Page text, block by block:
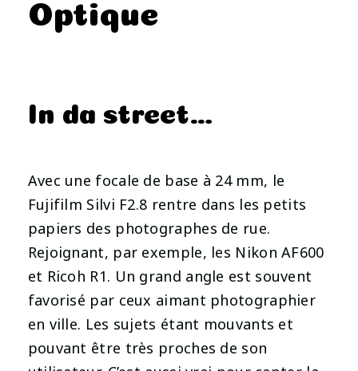
Optique
In da street…
Avec une focale de base à 24 mm, le
Fujifilm Silvi F2.8 rentre dans les petits
papiers des photographes de rue.
Rejoignant, par exemple, les Nikon AF600
et Ricoh R1. Un grand angle est souvent
favorisé par ceux aimant photographier
en ville. Les sujets étant mouvants et
pouvant être très proches de son